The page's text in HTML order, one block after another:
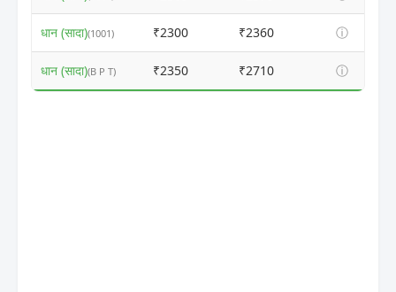
धान (सादा)(1001) ₹2300 ₹2360 ⓘ
धान (सादा)(B P T) ₹2350 ₹2710 ⓘ